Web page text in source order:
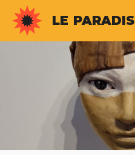
Aller
contenu
LE PARADIS